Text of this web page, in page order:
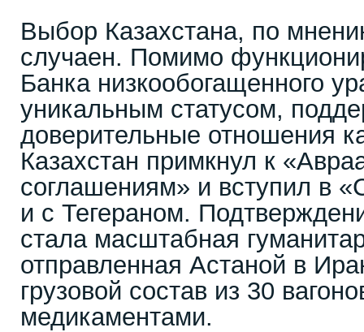
Выбор Казахстана, по
случаен. Помимо
Банка низкообогащенного
уникальным статусом,
доверительные отношения
Казахстан примкнул к
соглашениям» и вступил в
и с Тегераном.
стала масштабная
отправленная Астаной в
грузовой состав из 30
медикаментами.